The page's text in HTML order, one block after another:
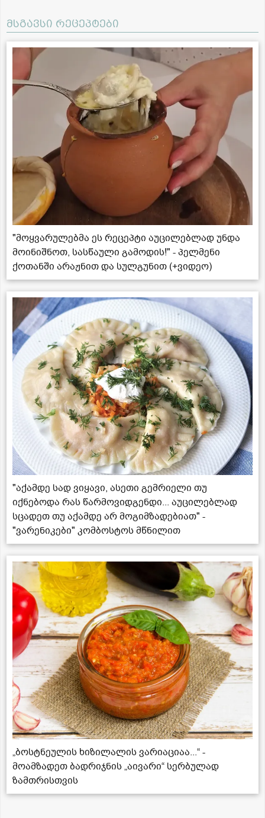
მსგავსი რეცეპტები
"მოყვარულებმა ეს რეცეპტი აუცილებლად უნდა
მოინიშნოთ, სასწაული გამოდის!" - პელმენი
ქოთანში არაჟნით და სულგუნით (+ვიდეო)
"აქამდე სად ვიყავი, ასეთი გემრიელი თუ
იქნებოდა რას წარმოვიდგენდი... აუცილებლად
სცადეთ თუ აქამდე არ მოგიმზადებიათ" -
"ვარენიკები" კომბოსტოს მწნილით
„ბოსტნეულის ხიზილალის ვარიაციაა...“ -
მოამზადეთ ბადრიჯნის „აივარი“ სერბულად
ზამთრისთვის